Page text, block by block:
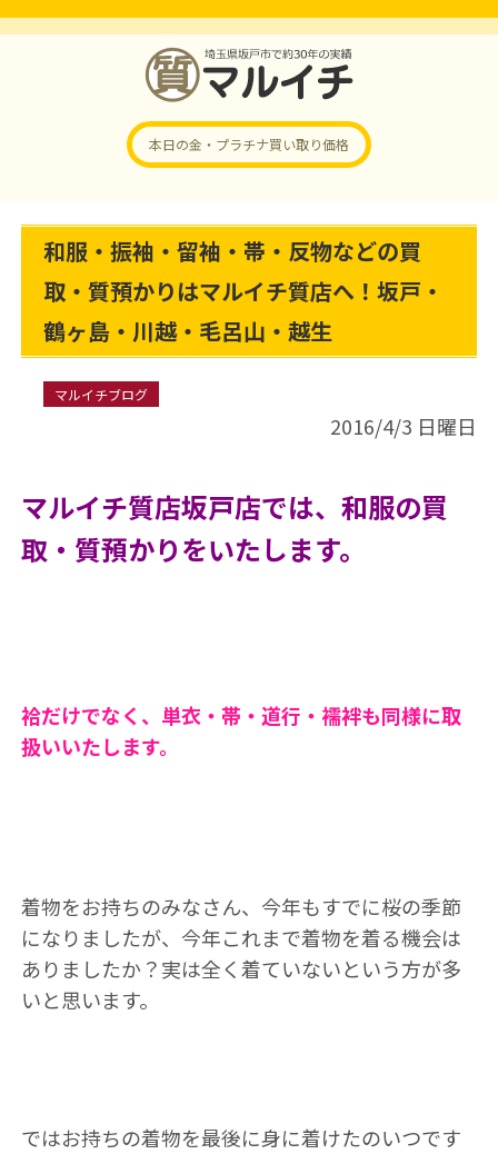
本日の金・プラチナ買い取り価格
和服・振袖・留袖・帯・反物などの買
取・質預かりはマルイチ質店へ！坂戸・
鶴ヶ島・川越・毛呂山・越生
マルイチブログ
2016/4/3 日曜日
マルイチ質店坂戸店では、和服の買
取・質預かりをいたします。
袷だけでなく、単衣・帯・道行・襦袢も同様に取
扱いいたします。
着物をお持ちのみなさん、今年もすでに桜の季節
になりましたが、今年これまで着物を着る機会は
ありましたか？実は全く着ていないという方が多
いと思います。
ではお持ちの着物を最後に身に着けたのいつです